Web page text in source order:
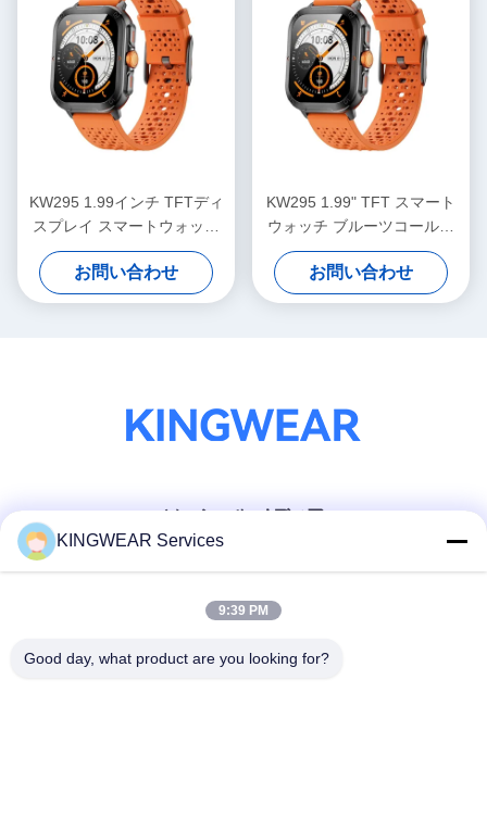
KW295 1.99インチ TFTディ
スプレイ スマートウォッチ
スリム / 軽量 フィットネスト
ラッカー
お問い合わせ
KW295 1.99" TFT スマート
ウォッチ ブルーツコール付
き軽量 スポーツウォッチ
お問い合わせ
ソーシャル メディア
迅速な連絡
テレ
KINGWEAR Services
9:39 PM
Good day, what product are you looking for?